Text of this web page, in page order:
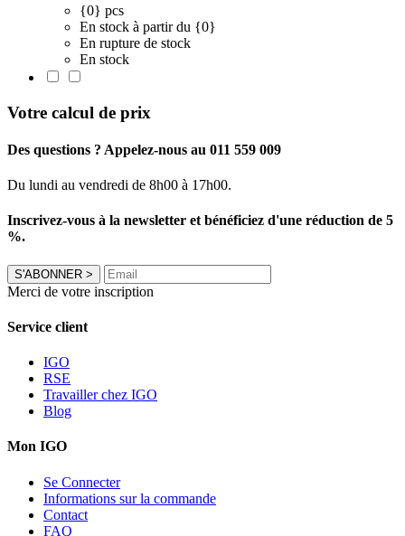
{0} pcs
En stock à partir du {0}
En rupture de stock
En stock
Votre calcul de prix
Des questions ? Appelez-nous au 011 559 009
Du lundi au vendredi de 8h00 à 17h00.
Inscrivez-vous à la newsletter et bénéficiez d'une réduction de 5
%.
S'ABONNER >
Merci de votre inscription
Service client
IGO
RSE
Travailler chez IGO
Blog
Mon IGO
Se Connecter
Informations sur la commande
Contact
FAQ